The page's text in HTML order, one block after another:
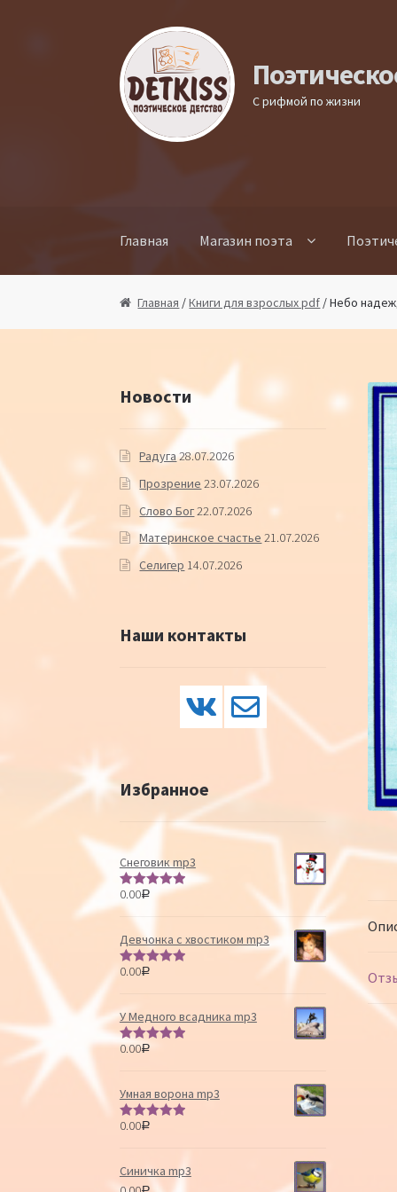
С рифмой по жизни
Главная Магазин поэта
Главная /Книги для взрослых pdf / Небо
Новости
Радуга28.07.2026
Прозрение 23.07.2026
Слово Бог22.07.2026
Материнское счастье 21.07.2026
Селигер 14.07.2026
Наши контакты
Избранное
Снеговик mp3
Оценка5.00
из 5
0.00Р
Девчонка с хвостиком mp3
Оценка
0.00Р
У Медного всадника mp3
Оценка
0.00Р
Умная ворона mp3
Оценка
0.00Р
Синичка mp3
Р